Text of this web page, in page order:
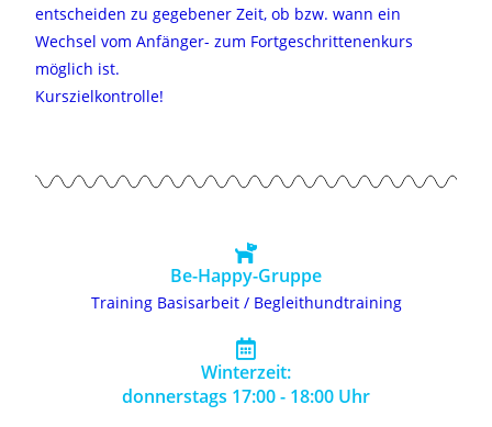
entscheiden zu gegebener Zeit, ob bzw. wann ein
Wechsel vom Anfänger- zum Fortgeschrittenenkurs
möglich ist.
Kurszielkontrolle!
Be-Happy-Gruppe
Training Basisarbeit / Begleithundtraining
Winterzeit:
donnerstags 17:00 - 18:00 Uhr